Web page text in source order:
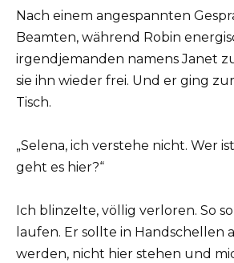
Nach einem angespannten
Beamten, während Robin
irgendjemanden namens Janet
sie ihn wieder frei. Und er ging
Tisch.
„Selena, ich verstehe nicht. Wer
geht es hier?“
Ich blinzelte, völlig verloren. So
laufen. Er sollte in Handschellen
werden, nicht hier stehen und